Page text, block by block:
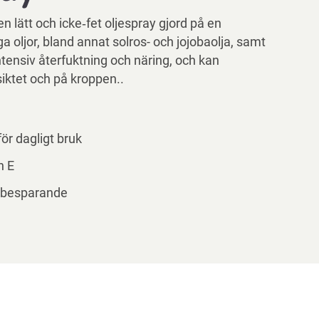
lätt och icke‑fet oljespray gjord på en
oljor, bland annat solros- och jojobaolja, samt
återfuktning och näring, och kan
och på kroppen..
dagligt bruk
E